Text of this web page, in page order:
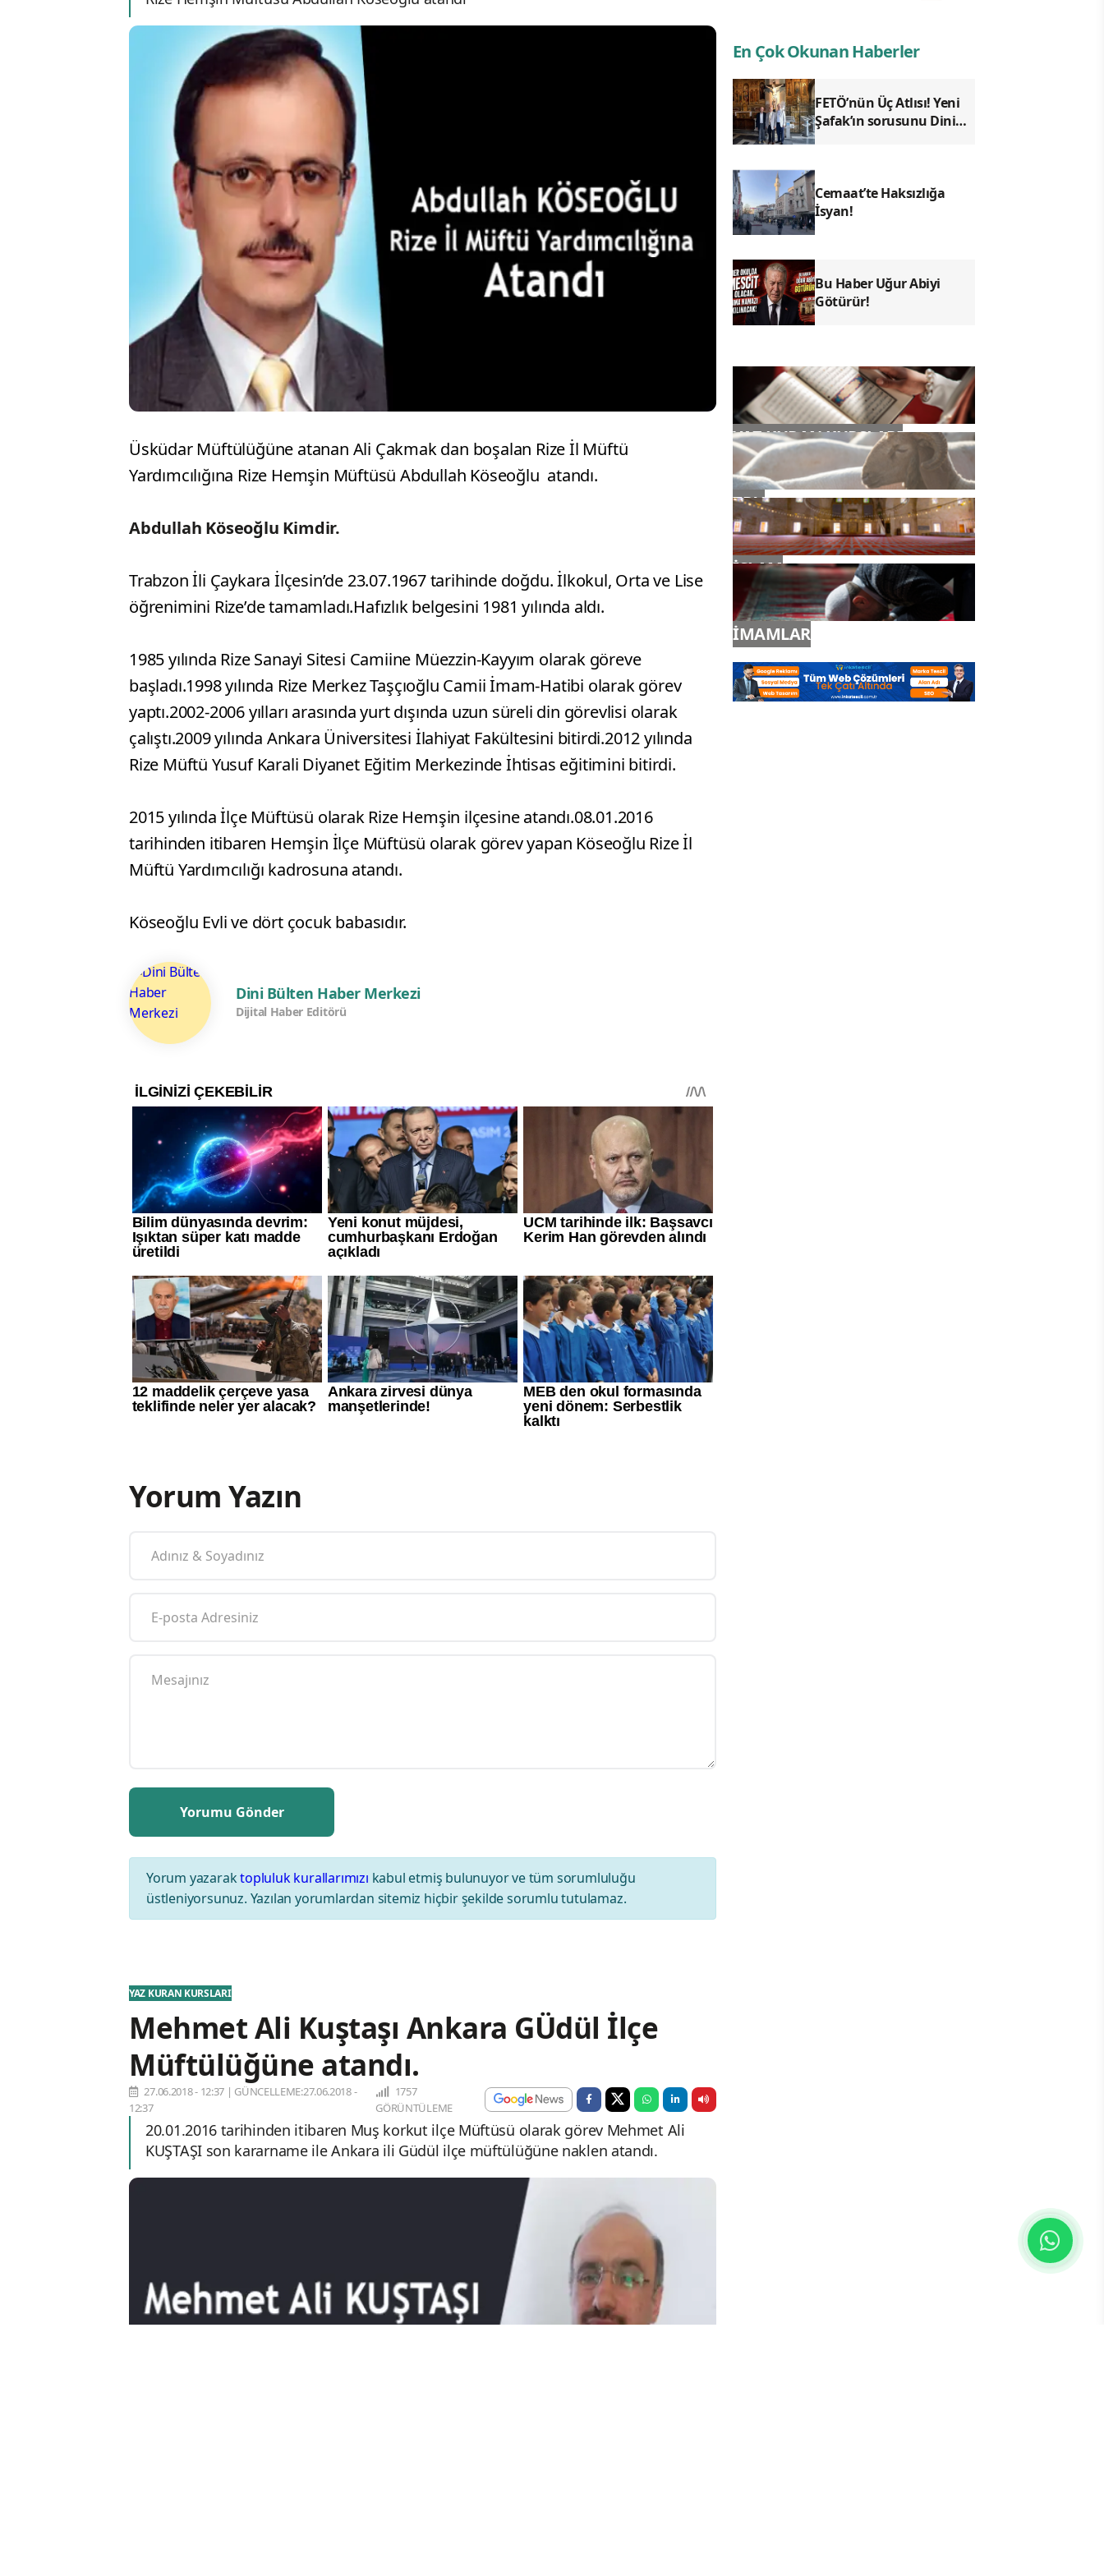
Üsküdar Müftülüğüne atanan Ali Çakmak dan boşalan Rize İl Müftü
Yardımcılığına Rize Hemşin Müftüsü Abdullah Köseoğlu atandı.
Abdullah Köseoğlu Kimdir.
Trabzon İli Çaykara İlçesin’de 23.07.1967 tarihinde doğdu. İlkokul, Orta ve Lise
öğrenimini Rize’de tamamladı.Hafızlık belgesini 1981 yılında aldı.
1985 yılında Rize Sanayi Sitesi Camiine Müezzin-Kayyım olarak göreve
başladı.1998 yılında Rize Merkez Taşçıoğlu Camii İmam-Hatibi olarak görev
yaptı.2002-2006 yılları arasında yurt dışında uzun süreli din görevlisi olarak
çalıştı.2009 yılında Ankara Üniversitesi İlahiyat Fakültesini bitirdi.2012 yılında
Rize Müftü Yusuf Karali Diyanet Eğitim Merkezinde İhtisas eğitimini bitirdi.
2015 yılında İlçe Müftüsü olarak Rize Hemşin ilçesine atandı.08.01.2016
tarihinden itibaren Hemşin İlçe Müftüsü olarak görev yapan Köseoğlu Rize İl
Müftü Yardımcılığı kadrosuna atandı.
Köseoğlu Evli ve dört çocuk babasıdır.
Dini Bülten Haber Merkezi
Dijital Haber Editörü
Yorum Yazın
Yorum yazaraktopluluk kurallarımızı kabul etmiş bulunuyor ve tüm sorumluluğu
üstleniyorsunuz. Yazılan yorumlardan sitemiz hiçbir şekilde sorumlu tutulamaz.
YAZ KURAN KURSLARI
Mehmet Ali Kuştaşı Ankara GÜdül İlçe
Müftülüğüne atandı.
27.06.2018 - 12:37 | GÜNCELLEME:27.06.2018 -
12:37
1757
GÖRÜNTÜLEME
20.01.2016 tarihinden itibaren Muş korkut ilçe Müftüsü olarak görev Mehmet Ali
KUŞTAŞI son kararname ile Ankara ili Güdül ilçe müftülüğüne naklen atandı.
En Çok Okunan Haberler
FETÖ’nün Üç Atlısı! Yeni
Şafak’ın sorusunu Dini
Cemaat’te Haksızlığa
İsyan!
Bu Haber Uğur Abiyi
Götürür!
YAZ KURAN KURSLARI
TDV
İSLAM
İMAMLAR